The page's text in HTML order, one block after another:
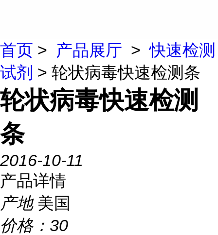
首页 > 产品展厅 > 快速检测
试剂 > 轮状病毒快速检测条
轮状病毒快速检测
条
2016-10-11
产品详情
产地 美国
价格： 30